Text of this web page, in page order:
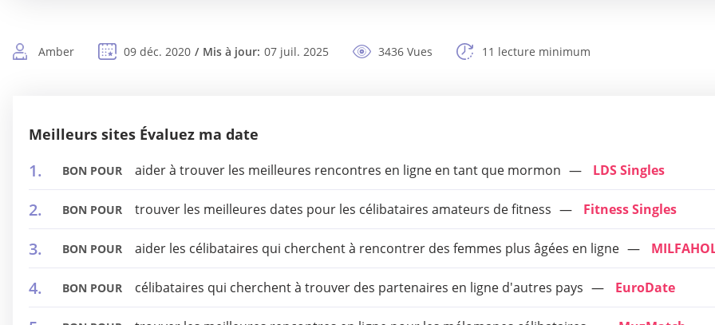
Amber 09 déc. 2020 Mis à jour: 07 juil. 2025 3436 Vues 11 lecture minimum
Meilleurs sites Évaluez ma date
BON POUR aider à trouver les meilleures rencontres en ligne en tant que mormon LDS Singles
BON POUR trouver les meilleures dates pour les célibataires amateurs de fitness Fitness Singles
BON POUR aider les célibataires qui cherchent à rencontrer des femmes plus âgées en ligne
BON POUR célibataires qui cherchent à trouver des partenaires en ligne d'autres pays EuroDate